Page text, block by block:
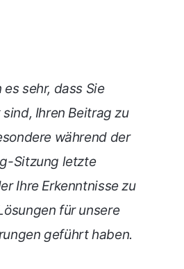
sehr, dass Sie
Ihren Beitrag zu
während der
Sitzung letzte
Ihre Erkenntnisse zu
für unsere
geführt haben.